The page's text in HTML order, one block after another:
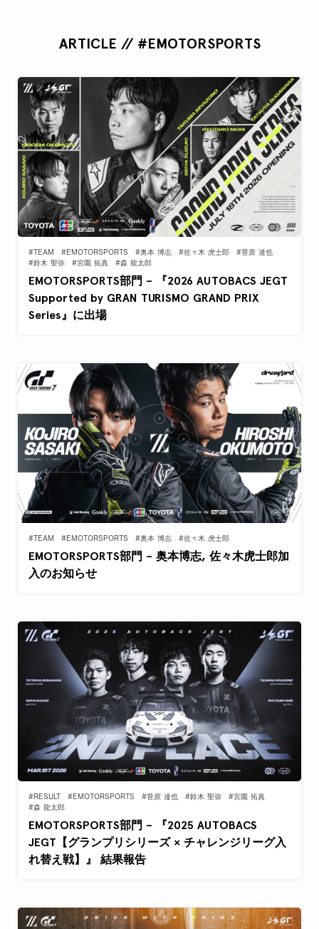
ARTICLE // #EMOTORSPORTS
#TEAM #EMOTORSPORTS #奥本 博志 #佐々木 虎士郎
#菅原 達也
#鈴木 聖弥
#宮園 拓真 #森 龍太郎
EMOTORSPORTS部門 – 『2026 AUTOBACS JEGT
Supported by GRAN TURISMO GRAND PRIX
Series』に出場
#TEAM #EMOTORSPORTS #奥本 博志 #佐々木 虎士郎
EMOTORSPORTS部門 – 奥本博志, 佐々木虎士郎加
入のお知らせ
#RESULT #EMOTORSPORTS #菅原 達也 #鈴木 聖弥
#宮園 拓真
#森 龍太郎
EMOTORSPORTS部門 – 『2025 AUTOBACS
JEGT【グランプリシリーズ × チャレンジリーグ入
れ替え戦】』 結果報告